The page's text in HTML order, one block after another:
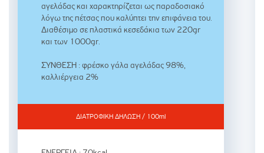
αγελάδας και χαρακτηρίζεται ως παραδοσιακό
λόγω της πέτσας που καλύπτει την επιφάνεια του.
Διαθέσιμο σε πλαστικά κεσεδάκια των 220gr
και των 1000gr.
ΣΥΝΘΕΣΗ : φρέσκο γάλα αγελάδας 98%,
καλλιέργεια 2%
ΔΙΑΤΡΟΦΙΚΗ ΔΗΛΩΣΗ / 100ml